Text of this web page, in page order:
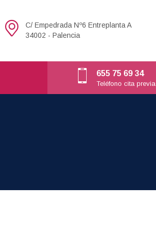
C/ Empedrada Nº6 Entreplanta A
34002 - Palencia
655 75 69 34
Teléfono cita previa